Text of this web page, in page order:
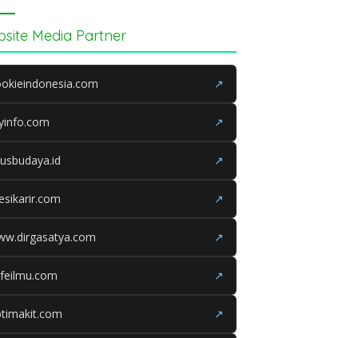
Media Partner
↗
↗
↗
↗
↗
↗
↗